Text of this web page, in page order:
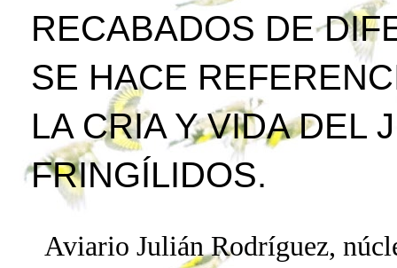
RECABADOS DE
SE HACE
LA CRIA Y VIDA DEL
FRINGÍLIDOS.
Aviario Julián Rodríguez,